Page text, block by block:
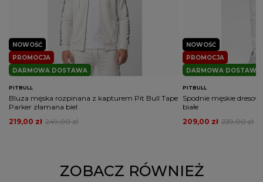
wymaganych przepisami
PROMOCJA
NOWOŚĆ
DARMOWA DOSTAWA
PITBULL
Bluza męska rozpinana z kapturem Pit Bull Tape
Parker złamana biel
249,00 zł
219,00 zł
PROMOCJA
NOWOŚĆ
DARMOWA DOSTAWA
PITBULL
Spodnie męskie
białe
239,00 zł
209,00 zł
ZOBACZ RÓWNIEŻ